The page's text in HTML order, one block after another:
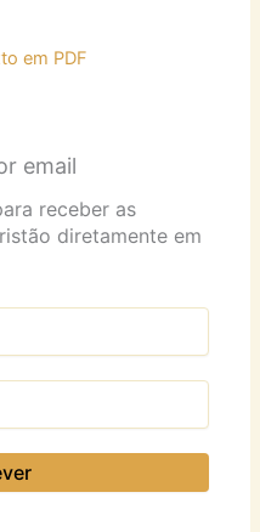
em PDF
email
receber as
diretamente em